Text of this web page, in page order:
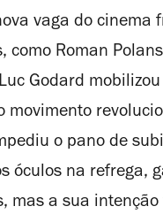
vaga do cinema
como Roman
Godard
movimento
o pano de
óculos na refrega,
mas a sua